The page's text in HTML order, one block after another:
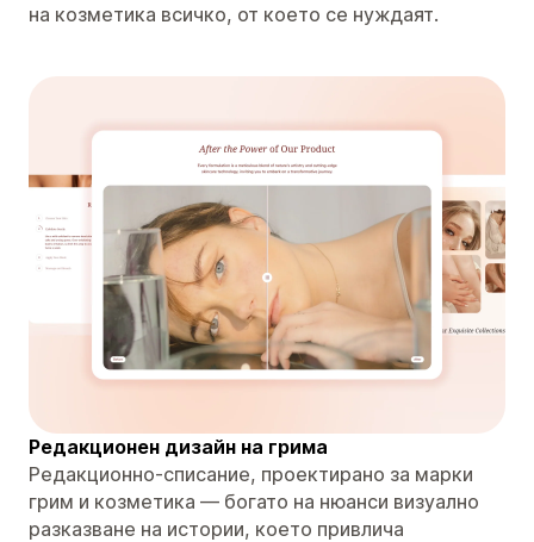
на козметика всичко, от което се нуждаят.
Редакционен дизайн на грима
Редакционно-списание, проектирано за марки
грим и козметика — богато на нюанси визуално
разказване на истории, което привлича